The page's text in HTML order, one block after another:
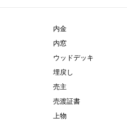
内金
内窓
ウッドデッキ
埋戻し
売主
売渡証書
上物